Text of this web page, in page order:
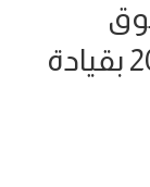
السعودي لعامي 2023 و2024 بقيادة